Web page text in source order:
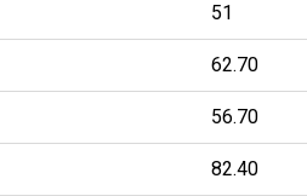
51
62.70
56.70
82.40